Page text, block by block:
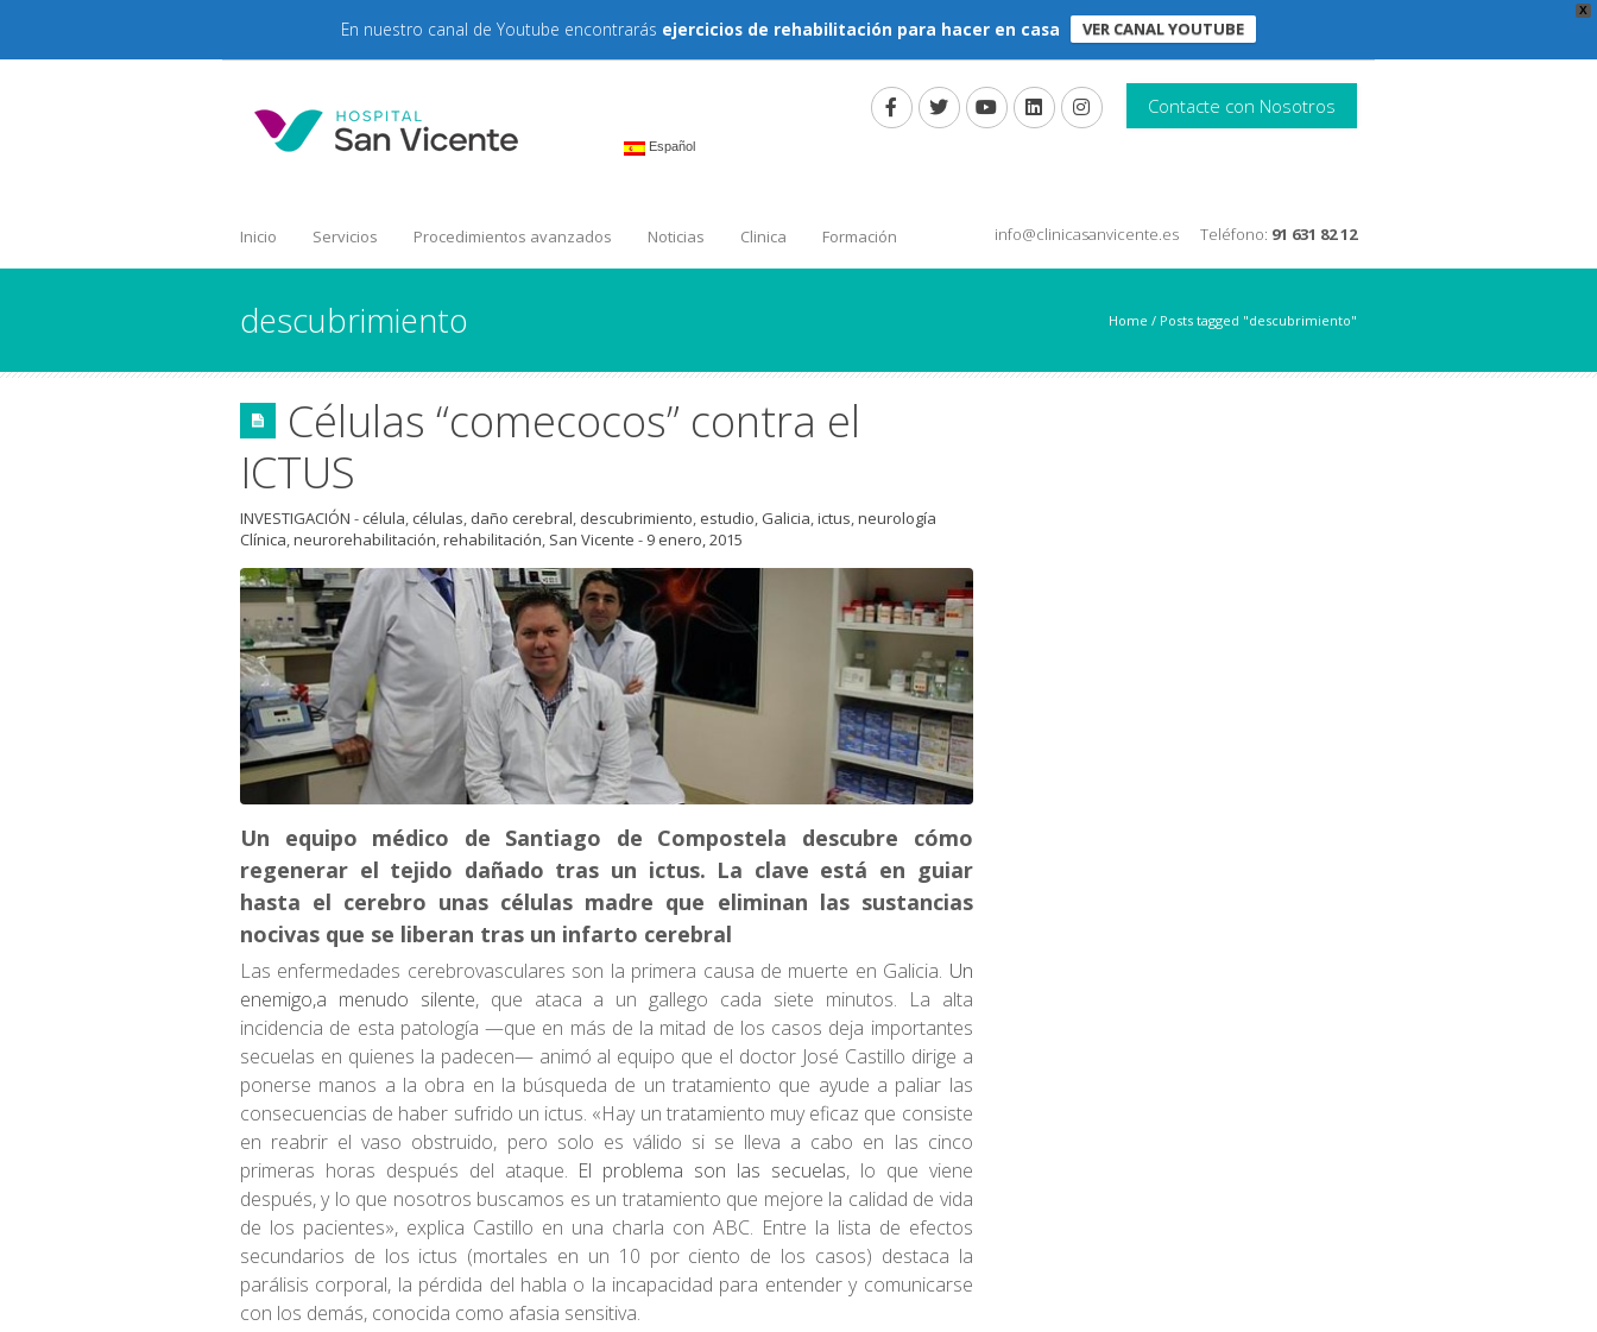
X
En nuestro canal de Youtube encontrarás ejercicios de rehabilitación para hacer en casa VER CANAL YOUTUBE
Contacte con Nosotros
Español
Inicio Servicios Procedimientos avanzados Noticias Clinica Formación info@clinicasanvicente.es Teléfono: 91 631 82 12
descubrimiento Home / Posts tagged "descubrimiento"
Células “comecocos” contra el
ICTUS
INVESTIGACIÓN - célula, células, daño cerebral, descubrimiento, estudio, Galicia,ictus,neurología
Clínica,neurorehabilitación,rehabilitación, San Vicente - 9 enero, 2015
Un equipo médico de Santiago de Compostela descubre cómo
regenerar el tejido dañado tras un ictus. La clave está en guiar
hasta el cerebro unas células madre que eliminan las sustancias
nocivas que se liberan tras un infarto cerebral
Las enfermedades cerebrovasculares son la primera causa de muerte en Galicia. Un
enemigo,a menudo silente, que ataca a un gallego cada siete minutos. La alta
incidencia de esta patología —que en más de la mitad de los casos deja importantes
secuelas en quienes la padecen— animó al equipo que el doctor José Castillo dirige a
ponerse manos a la obra en la búsqueda de un tratamiento que ayude a paliar las
consecuencias de haber sufrido un ictus. «Hay un tratamiento muy eficaz que consiste
en reabrir el vaso obstruido, pero solo es válido si se lleva a cabo en las cinco
primeras horas después del ataque. El problema son las secuelas, lo que viene
después, y lo que nosotros buscamos es un tratamiento que mejore la calidad de vida
de los pacientes», explica Castillo en una charla con ABC. Entre la lista de efectos
secundarios de los ictus (mortales en un 10 por ciento de los casos) destaca la
parálisis corporal, la pérdida del habla o la incapacidad para entender y comunicarse
con los demás, conocida como afasia sensitiva.